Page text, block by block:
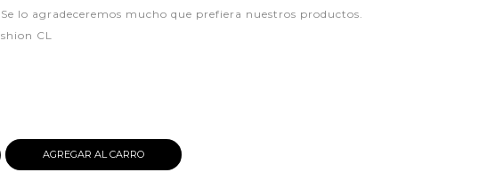
lo agradeceremos mucho que prefiera nuestros productos.
CL
AGREGAR AL CARRO